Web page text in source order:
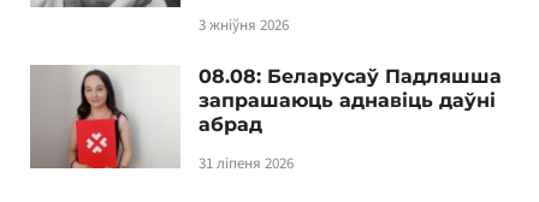
3 жніўня 2026
08.08: Беларусаў Падляшша
запрашаюць аднавіць даўні
абрад
31 ліпеня 2026